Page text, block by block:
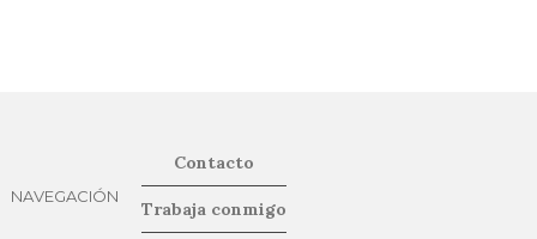
NAVEGACIÓN
Contacto
Trabaja conmigo